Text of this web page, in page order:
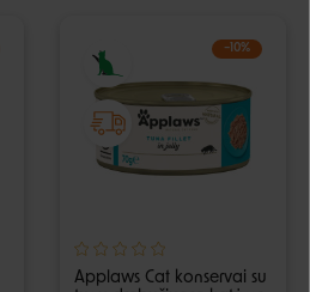
−10%
Applaws Cat konservai su